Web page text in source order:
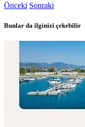
Önceki Sonraki
Bunlar da ilginizi çekebilir